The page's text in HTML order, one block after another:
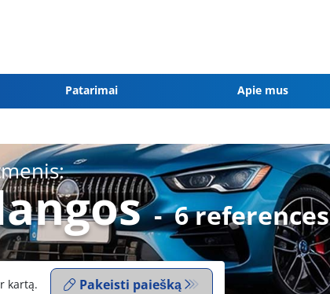
Patarimai Apie mus
- 6 references
kartą. Pakeisti paiešką